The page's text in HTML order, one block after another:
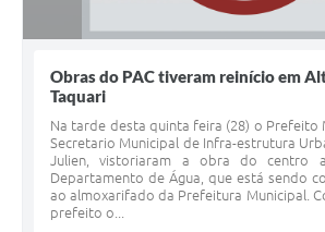
Obras do PAC tiveram reinício em
Taquari
Na tarde desta quinta feira (28) o Prefeito
Secretario Municipal de Infra-estrutura
Julien, vistoriaram a obra do centro
Departamento de Água, que está sendo
ao almoxarifado da Prefeitura Municipal.
prefeito o...